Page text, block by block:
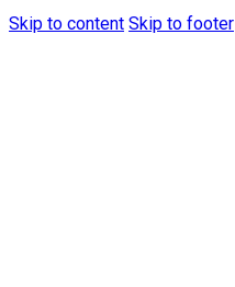
Skip to content Skip to footer